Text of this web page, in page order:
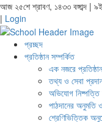
আজ ২৫শে শ্রাবণ, ১৪৩৩ বঙ্গাব্দ |
| Login
প্রচ্ছদ
প্রতিষ্ঠান সম্পর্কিত
এক নজরে
তথ্য ও সেবা
অভিযোগ নিষ্পত্তি
পাঠদানের অনুমতি
শ্রেণিভিত্তিক